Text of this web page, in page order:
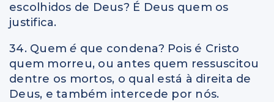
escolhidos de Deus? É Deus quem os
justifica.
34. Quemé que condena? Pois é Cristo
quem morreu, ou antes quem ressuscitou
dentre os mortos, o qual está à direita de
Deus, e também intercede por nós.